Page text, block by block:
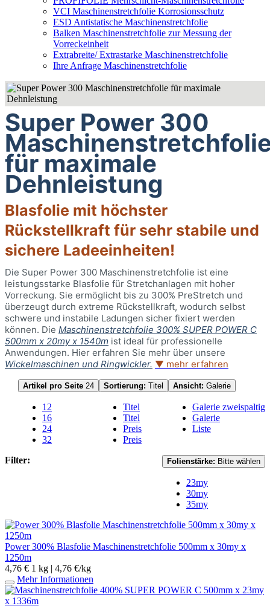
VCI Maschinenstretchfolie Korrosionsschutz
ESD Antistatische Maschinenstretchfolie
Balken Maschinenstretchfolie zur Messung der
Vorreckeinheit
Extrabreite/ Extrastarke Maschinenstretchfolie
Ihre Anfrage Maschinenstretchfolie
Super Power 300
für maximale
Dehnleistung
Blasfolie mit höchster
Rückstellkraft für sehr stabile und
sichere Ladeeinheiten!
Die Super Power 300 Maschinenstretchfolie ist eine
leistungsstarke Blasfolie für Stretchanlagen mit hoher
Vorreckung. Sie ermöglicht bis zu 300% PreStretch und
überzeugt durch extreme Rückstellkraft, wodurch selbst
schwere und instabile Ladungen sicher fixiert werden
können. Die Maschinenstretchfolie 300% SUPER POWER C
500mm x 20my x 1540m ist ideal für professionelle
Anwendungen. Hier erfahren Sie mehr über unsere
Wickelmaschinen und Ringwickler. ▼ mehr erfahren
Ansicht: Galerie
Galerie zweispaltig
Galerie
Liste
Sortierung: Titel
Titel
Titel
Preis
Preis
Artikel pro Seite 24
12
16
24
32
Filter:
Folienstärke: Bitte wählen
23my
30my
35my
Power 300% Blasfolie Maschinenstretchfolie 500mm x 30my x
1250m
4,76 € 1 kg | 4,76 €/kg
Mehr Informationen